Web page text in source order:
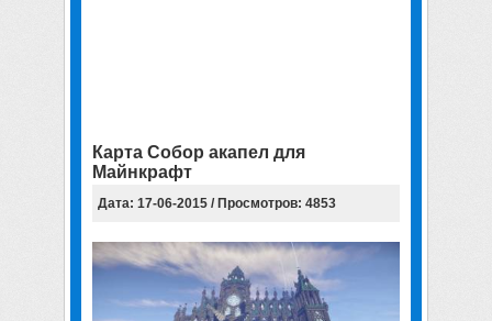
Карта Собор акапел для
Майнкрафт
Дата: 17-06-2015 / Просмотров: 4853